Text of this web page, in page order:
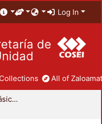
Log In
de
All of
División de Ciencias Básicas e Ingeniería